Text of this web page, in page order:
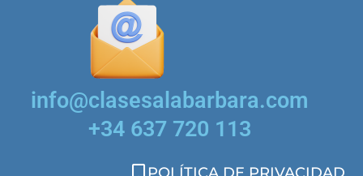
info@clasesalabarbara.com
+34 637 720 113